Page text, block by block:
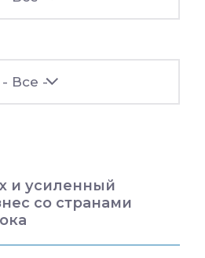
- Все -
и усиленный
со странами